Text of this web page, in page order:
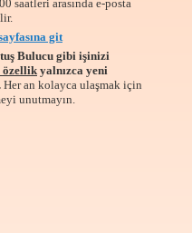
saatleri arasında e-posta
git
Bulucu gibi işinizi
özellikyalnızca yeni
Her an kolayca ulaşmak için
unutmayın.